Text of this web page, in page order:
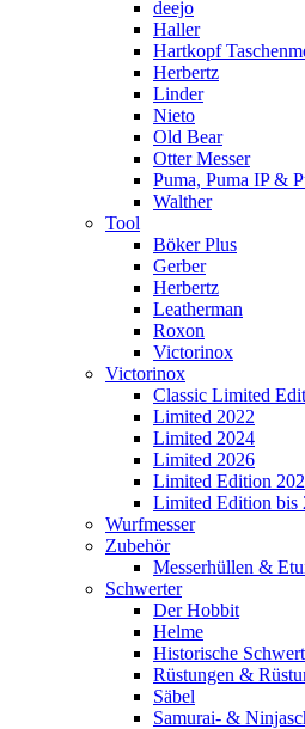
deejo
Haller
Hartkopf
Herbertz
Linder
Nieto
Old Bear
Otter Messer
Puma, Puma IP &
Walther
Tool
Böker Plus
Gerber
Herbertz
Leatherman
Roxon
Victorinox
Victorinox
Classic Limited
Limited 2022
Limited 2024
Limited 2026
Limited Edition
Limited Edition bis
Wurfmesser
Zubehör
Messerhüllen &
Schwerter
Der Hobbit
Helme
Historische
Rüstungen &
Säbel
Samurai- &